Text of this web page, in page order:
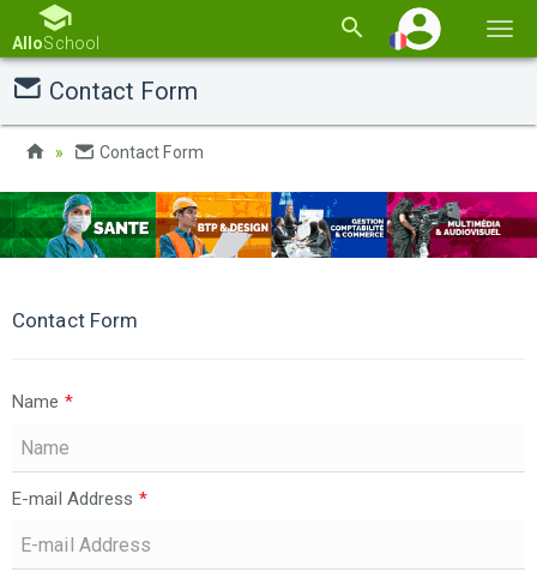
la
AlloSchool
Contact Form
Contact Form
Contact Form
Name *
E-mail Address *